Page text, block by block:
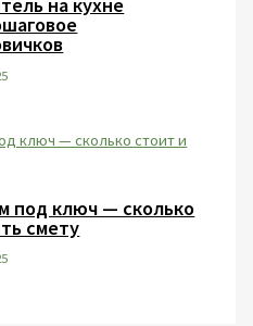
на кухне
под ключ — сколько
смету